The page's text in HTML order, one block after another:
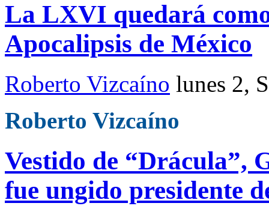
La LXVI quedará
Apocalipsis de México
Roberto Vizcaíno lunes 2,
Roberto Vizcaíno
Vestido de “Drácula”,
fue ungido presidente